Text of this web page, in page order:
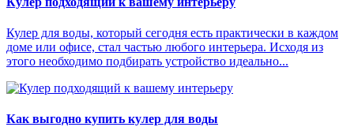
Кулер для воды, который сегодня есть практически в каждом
доме или офисе, стал частью любого интерьера. Исходя из
этого необходимо подбирать устройство идеально...
Как выгодно купить кулер для воды